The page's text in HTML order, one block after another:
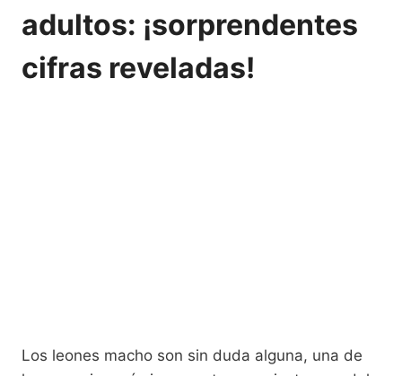
adultos: ¡sorprendentes
cifras reveladas!
Los leones macho son sin duda alguna, una de